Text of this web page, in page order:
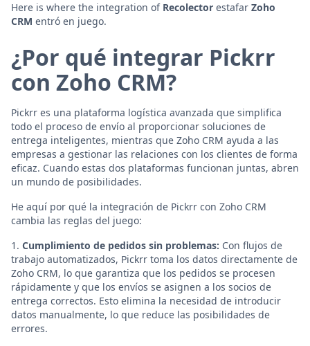
Here is where the integration of Recolector estafar Zoho
CRM entró en juego.
¿Por qué integrar Pickrr
con Zoho CRM?
Pickrr es una plataforma logística avanzada que simplifica
todo el proceso de envío al proporcionar soluciones de
entrega inteligentes, mientras que Zoho CRM ayuda a las
empresas a gestionar las relaciones con los clientes de forma
eficaz. Cuando estas dos plataformas funcionan juntas, abren
un mundo de posibilidades.
He aquí por qué la integración de Pickrr con Zoho CRM
cambia las reglas del juego:
1. Cumplimiento de pedidos sin problemas: Con flujos de
trabajo automatizados, Pickrr toma los datos directamente de
Zoho CRM, lo que garantiza que los pedidos se procesen
rápidamente y que los envíos se asignen a los socios de
entrega correctos. Esto elimina la necesidad de introducir
datos manualmente, lo que reduce las posibilidades de
errores.